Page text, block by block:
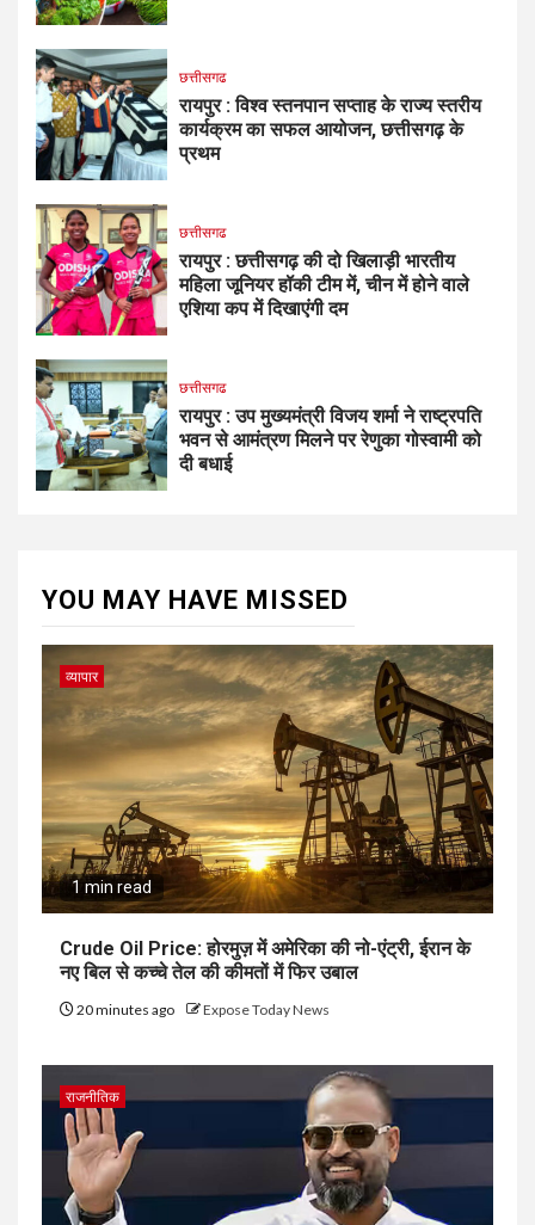
छत्तीसगढ
रायपुर : विश्व स्तनपान सप्ताह के राज्य स्तरीय
कार्यक्रम का सफल आयोजन, छत्तीसगढ़ के
प्रथम
छत्तीसगढ
रायपुर : छत्तीसगढ़ की दो खिलाड़ी भारतीय
महिला जूनियर हॉकी टीम में, चीन में होने वाले
एशिया कप में दिखाएंगी दम
छत्तीसगढ
रायपुर : उप मुख्यमंत्री विजय शर्मा ने राष्ट्रपति
भवन से आमंत्रण मिलने पर रेणुका गोस्वामी को
दी बधाई
YOU MAY HAVE MISSED
व्यापार
1 min read
Crude Oil Price: होरमुज़ में अमेरिका की नो-एंट्री, ईरान के
नए बिल से कच्चे तेल की कीमतों में फिर उबाल
20 minutes ago Expose Today News
राजनीतिक